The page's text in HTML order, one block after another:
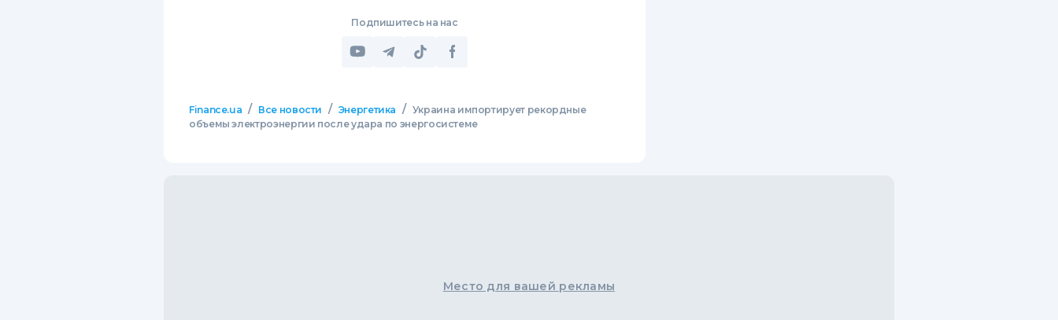
Подпишитесь на нас
Finance.ua / Все новости / Энергетика / Украина импортирует рекордные
объемы электроэнергии после удара по энергосистеме
Место для вашей рекламы